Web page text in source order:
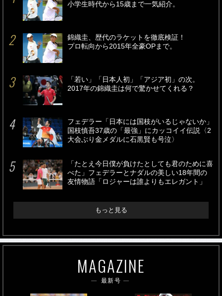
小学生時代から15歳まで一気紹介。
錦織圭、歴代のラケットを徹底検証！
プロ転向から2015年全豪OPまで。
「若い」「日本人初」「アジア初」の次。
2017年の錦織圭は何で驚かせてくれる？
フェデラー「日本には国枝がいるじゃないか」
国枝慎吾37歳の「最強」にカッコイイ伝説〈2
大会ぶり金メダルに石黒賢も号泣〉
「たとえ今日僕が負けたとしても君のために喜
べた」フェデラーとナダルの美しい18年間の
友情物語「ロジャーは誰よりもエレガント」
もっと見る
MAGAZINE
最新号